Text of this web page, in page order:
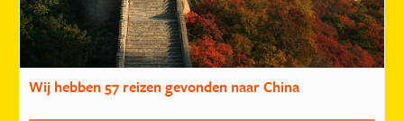
Wij hebben57 reizengevonden naar China